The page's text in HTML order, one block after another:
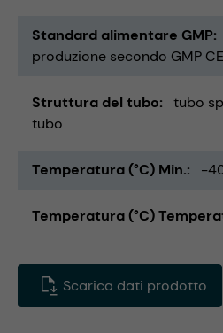
Standard alimentare GMP
produzione secondo GMP
Struttura del tubo
tubo
tubo
Temperatura (°C) Min. -
Temperatura (°C)
Scarica dati prodotto